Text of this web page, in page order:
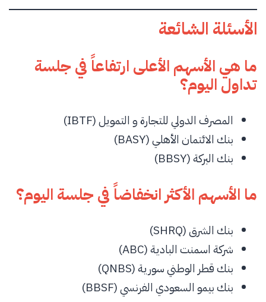
الأسئلة الشائعة
ما هي الأسهم الأعلى ارتفاعاً في جلسة
تداول اليوم؟
المصرف الدولي للتجارة و التمويل (IBTF)
بنك الائتمان الأهلي (BASY)
بنك البركة (BBSY)
ما الأسهم الأكثر انخفاضاً في جلسة اليوم؟
بنك الشرق (SHRQ)
شركة اسمنت البادية (ABC)
بنك قطر الوطني سورية (QNBS)
بنك بيمو السعودي الفرنسي (BBSF)